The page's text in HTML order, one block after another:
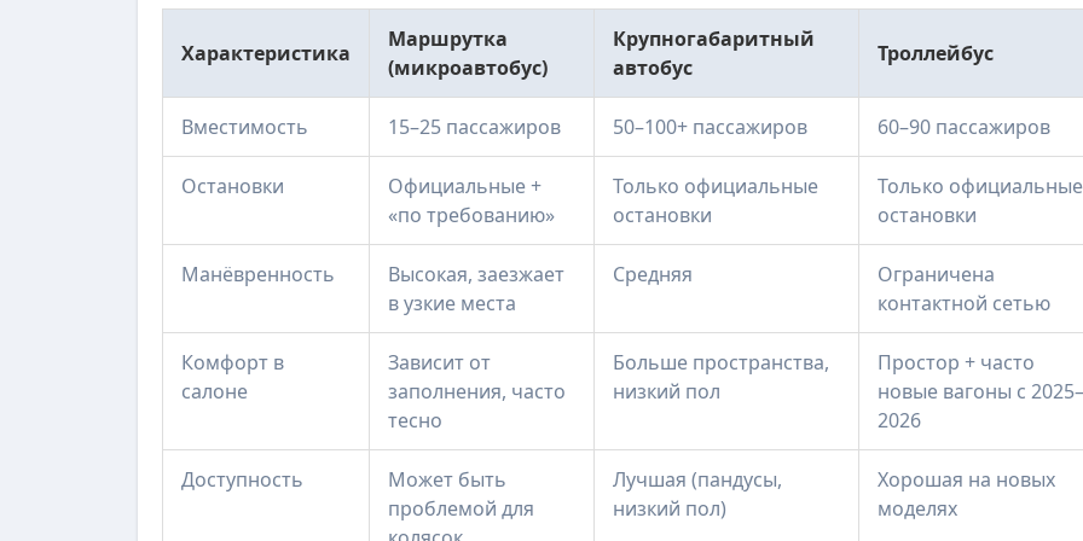
Характеристика
Маршрутка
(микроавтобус)
Крупногабаритный
автобус
Троллейбус
Вместимость 15–25 пассажиров 50–100+ пассажиров 60–90 пассажиров
Остановки
Официальные +
«по требованию»
Только официальные
остановки
Только официальные
остановки
Манёвренность
Высокая, заезжает
в узкие места
Средняя
Ограничена
контактной сетью
Комфорт в
салоне
Зависит от
заполнения, часто
тесно
Больше пространства,
низкий пол
Простор + часто
новые вагоны с 2025–
2026
Доступность
Может быть
проблемой для
Лучшая (пандусы,
низкий пол)
Хорошая на новых
моделях